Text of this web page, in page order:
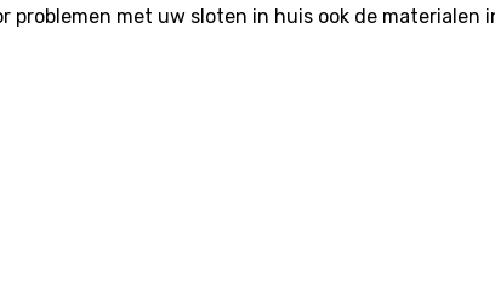
problemen met uw sloten in huis ook de